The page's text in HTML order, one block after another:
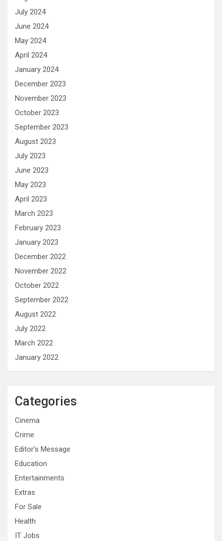
July 2024
June 2024
May 2024
April 2024
January 2024
December 2023
November 2023
October 2023
September 2023
August 2023
July 2023
June 2023
May 2023
April 2023
March 2023
February 2023
January 2023
December 2022
November 2022
October 2022
September 2022
August 2022
July 2022
March 2022
January 2022
Categories
Cinema
Crime
Editor's Message
Education
Entertainments
Extras
For Sale
Health
IT Jobs